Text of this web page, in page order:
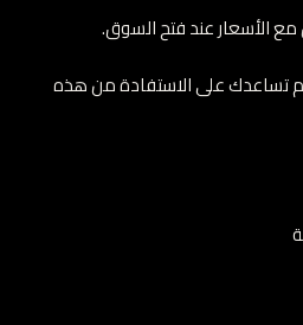
مع الأسعار عند فتح السوق.
تساعدك على الاستفادة من هذه